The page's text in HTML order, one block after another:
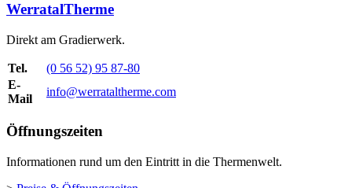
WerratalTherme
Direkt am Gradierwerk.
Tel.
(0 56 52) 95 87-80
E-
Mail
info@werrataltherme.com
Öffnungszeiten
Informationen rund um den Eintritt in die Thermenwelt.